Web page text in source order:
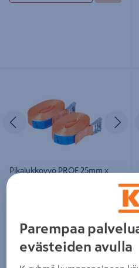
Edellinen
Pikalukkovyö PROF 25mm x
Parempaa
evästeiden avulla